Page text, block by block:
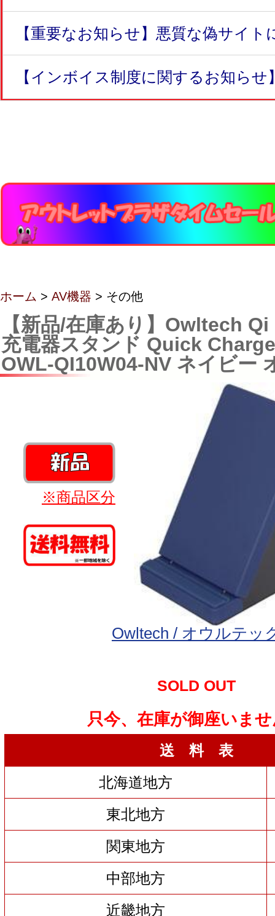
【重要なお知らせ】悪質な偽サイト
【インボイス制度に関するお知らせ
ホーム > AV機器 > その他
【新品/在庫あり】Owltech
充電器スタンド Quick
OWL-QI10W04-NV ネイビー
※商品区分
Owltech / オウルテッ
SOLD OUT
只今、在庫が御座いま
送 料 表
北海道地方
東北地方
関東地方
中部地方
近畿地方